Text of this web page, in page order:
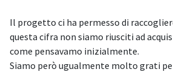
Il progetto ci ha permesso di
questa cifra non siamo riusciti ad
come pensavamo inizialmente.
Siamo però ugualmente molto grati